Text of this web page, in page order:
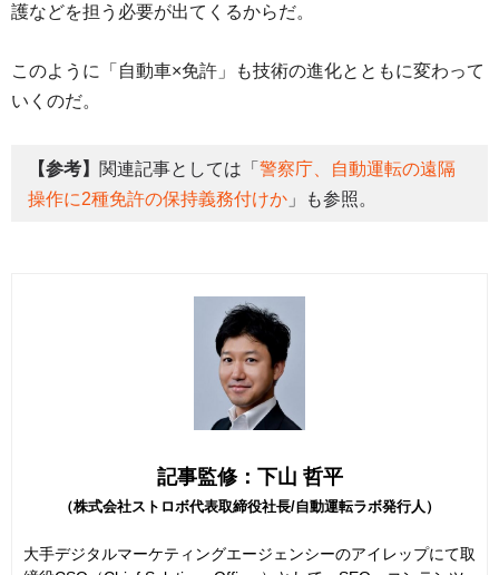
護などを担う必要が出てくるからだ。
このように「自動車×免許」も技術の進化とともに変わって
いくのだ。
【参考】 関連記事としては「 警察庁、自動運転の遠隔
操作に2種免許の保持義務付けか 」も参照。
記事監修：下山 哲平
（株式会社ストロボ代表取締役社長/自動運転ラボ発行人）
大手デジタルマーケティングエージェンシーのアイレップにて取